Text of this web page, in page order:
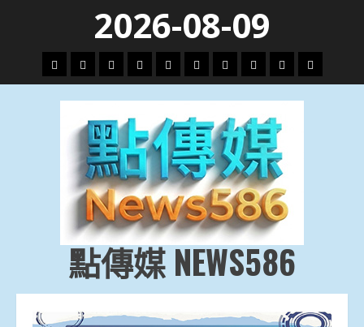
content
2026-08-09
頭
條
財
經
地
方.
會
文
教.
技
專
題
娛
樂
劇
政
治
國
際
運
動
生
活
點傳媒 NEWS586